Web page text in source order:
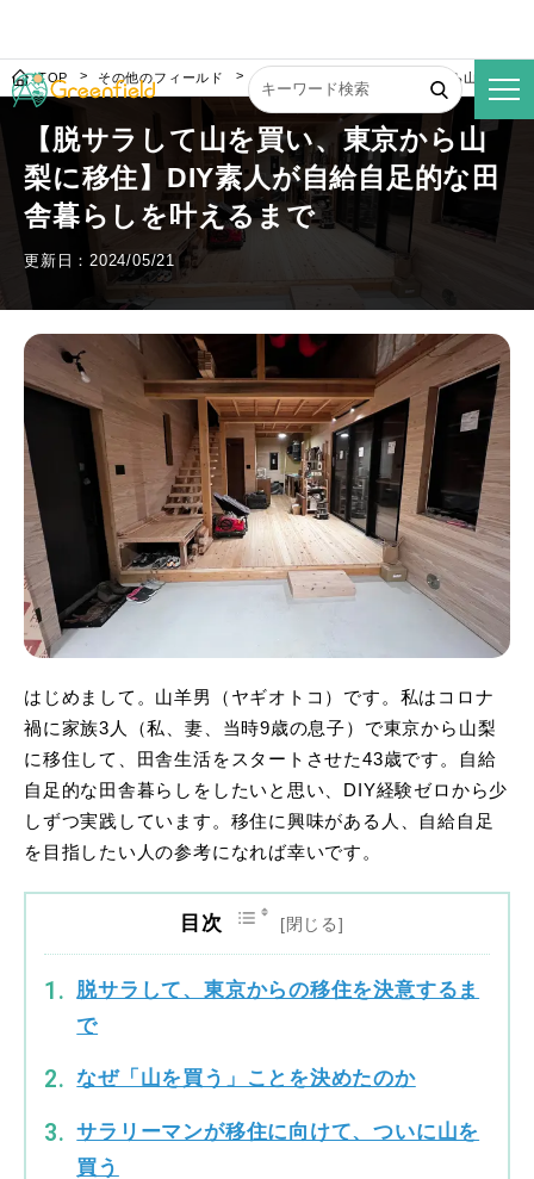
TOP その他のフィールド 【脱サラして山を買い、東京から山梨に移
【脱サラして山を買い、東京から山
梨に移住】DIY素人が自給自足的な田
舎暮らしを叶えるまで
更新日：2024/05/21
はじめまして。山羊男（ヤギオトコ）です。私はコロナ
禍に家族3人（私、妻、当時9歳の息子）で東京から山梨
に移住して、田舎生活をスタートさせた43歳です。自給
自足的な田舎暮らしをしたいと思い、DIY経験ゼロから少
しずつ実践しています。移住に興味がある人、自給自足
を目指したい人の参考になれば幸いです。
目次
脱サラして、東京からの移住を決意するま
で
なぜ「山を買う」ことを決めたのか
サラリーマンが移住に向けて、ついに山を
買う